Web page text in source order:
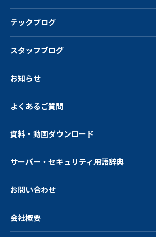
テックブログ
スタッフブログ
お知らせ
よくあるご質問
資料・動画ダウンロード
サーバー・ セキュリティ用語辞典
お問い合わせ
会社概要